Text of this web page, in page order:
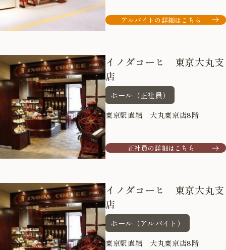
アルバイトの詳細はこちら
イノダコーヒ 東京大丸支
店
ホール（正社員）
東京駅直結 大丸東京店8階
正社員の詳細はこちら
イノダコーヒ 東京大丸支
店
ホール（アルバイト）
東京駅直結 大丸東京店8階